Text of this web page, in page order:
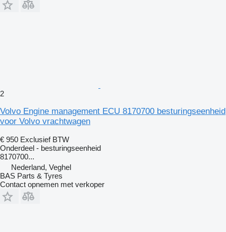
2
Volvo Engine management ECU 8170700 besturingseenheid
voor Volvo vrachtwagen
€ 950 Exclusief BTW
Onderdeel - besturingseenheid
8170700...
Nederland, Veghel
BAS Parts & Tyres
Contact opnemen met verkoper